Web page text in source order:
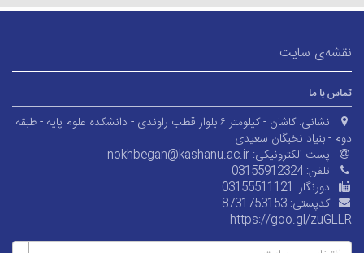
نقشه‌ی سایت
تماس با ما
نشانی:
کاشان - کیلومتر ۶ بلوار قطب راوندی - دانشکده علوم پایه - طبقه
دوم - بنیاد نخبگان سعیدی
پست الکترونیکی: nokhbegan@kashanu.ac.ir
تلفن:03155912324
دورنگار: 03155511121
کدپستی: 8731753153
https://goo.gl/zuGLLR